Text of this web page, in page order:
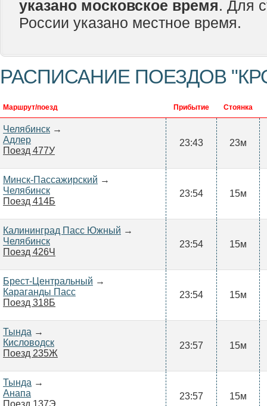
указано московское время. Для
России указано местное время.
РАСПИСАНИЕ ПОЕЗДОВ
Маршрут/поезд Прибытие Стоянка
Челябинск →
Адлер
Поезд 477У
23:43 23м
Минск-Пассажирский →
Челябинск
Поезд 414Б
23:54 15м
Калининград Пасс Южный →
Челябинск
Поезд 426Ч
23:54 15м
Брест-Центральный →
Караганды Пасс
Поезд 318Б
23:54 15м
Тында →
Кисловодск
Поезд 235Ж
23:57 15м
Тында →
Анапа
Поезд 137Э
23:57 15м